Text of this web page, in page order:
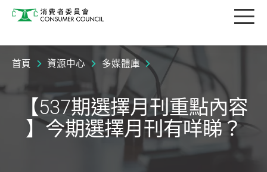
消費者委員會 目
首頁 資源中心 多媒體庫
【537期選擇月刊重點內容
】今期選擇月刊有咩睇？